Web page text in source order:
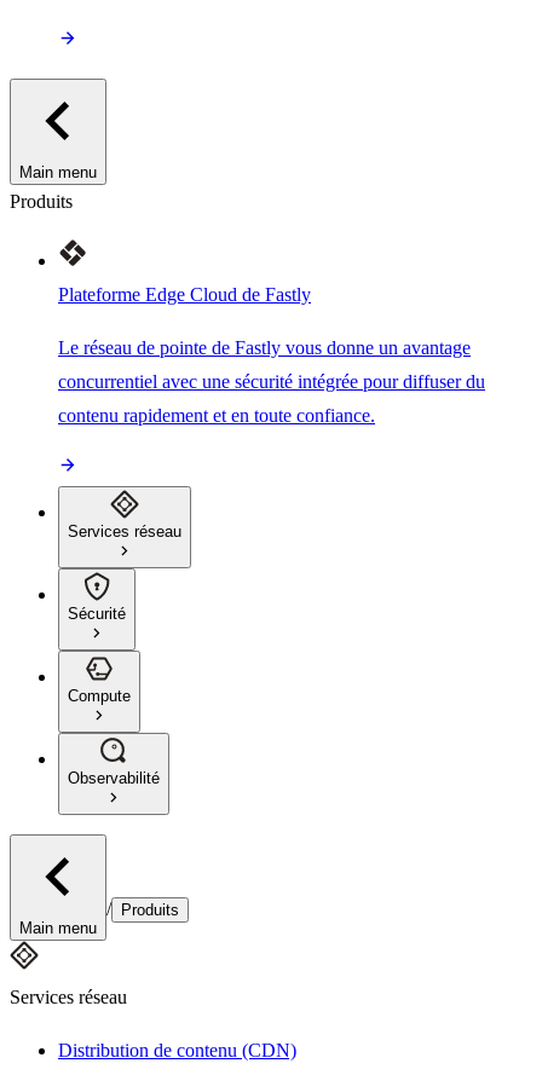
Main menu
Produits
Plateforme Edge Cloud de Fastly
Le réseau de pointe de Fastly vous donne un avantage
concurrentiel avec une sécurité intégrée pour diffuser du
contenu rapidement et en toute confiance.
Services réseau
Sécurité
Compute
Observabilité
Main menu
/ Produits
Services réseau
Distribution de contenu (CDN)